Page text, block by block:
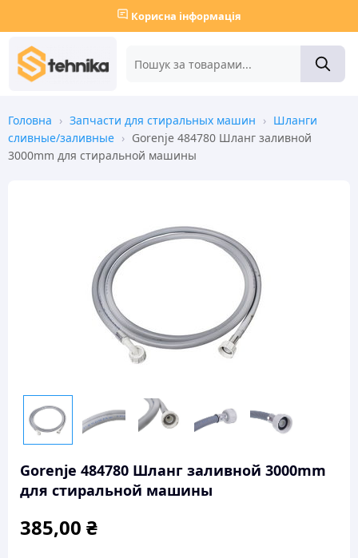
Корисна інформація
Головна › Запчасти для стиральных машин › Шланги
сливные/заливные › Gorenje 484780 Шланг заливной
3000mm для стиральной машины
Gorenje 484780 Шланг заливной 3000mm
для стиральной машины
385,00 ₴